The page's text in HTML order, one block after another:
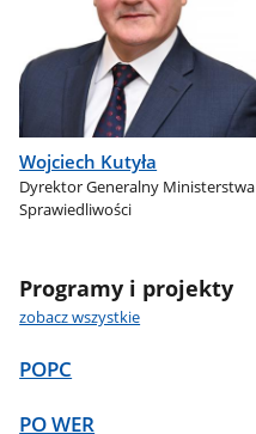
Wojciech Kutyła
Dyrektor Generalny Ministerstwa
Sprawiedliwości
Programy i projekty
zobacz wszystkie
POPC
PO WER